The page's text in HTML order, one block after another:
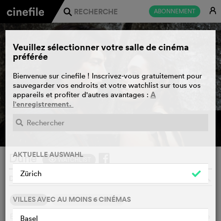
ABONNEMENT E
j
Dune WATCHLIST
DAVID LYNCH, USA, 1984
SYNOPSIS D'AUTRES OPINIONS 2
En l'an 10191, la substance la plus importante est l'Épice. Elle
Veuillez sélectionner votre salle de cinéma
préférée
Bienvenue sur cinefile ! Inscrivez-vous gratuitement pour
sauvegarder vos endroits et votre watchlist sur tous vos
appareils et profiter d'autres avantages : A
l'enregistrement.
AKTUELLE AUSWAHL
Zürich
VILLES AVEC AU MOINS 6 CINÉMAS
Basel